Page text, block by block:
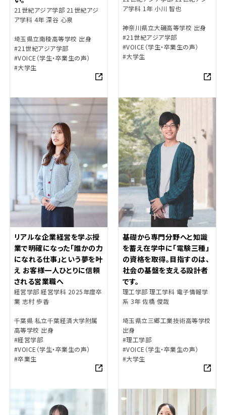
21世紀アジア学部 21世紀アジ
ア学科 4年 深谷 心泉
埼玉県立南稜高等学校 出身
#21世紀アジア学部
#VOICE（学生・卒業生の声）
#大学生
ア学科 1年 小川 智也
神奈川県立大磯高等学校 出身
#21世紀アジア学部
#VOICE（学生・卒業生の声）
#大学生
リアルな企業経営を学ぶ授
業で明確になった「誰かの力
になれる仕事」という夢を叶
え お客様一人ひとりに信頼
される営業職へ
経営学部 経営学科 2025年度卒
業 志村 歩香
千葉県 私立千葉経済大学附属
高等学校 出身
#経営学部
#VOICE（学生・卒業生の声）
#卒業生
基礎から専門分野へと知識
を蓄え在学中に「電験三種」
の資格を取得。目指すのは、
社会の基盤を支える設計者
です。
理工学部 理工学科 電子情報学
系 3年 佐橋 俊哉
埼玉県立三郷工業技術高等学校
出身
#理工学部
#VOICE（学生・卒業生の声）
#大学生